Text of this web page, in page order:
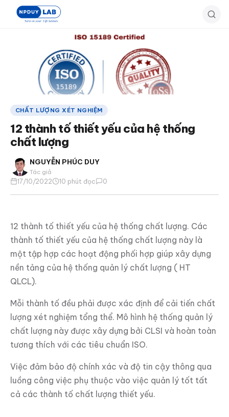
CHẤT LƯỢNG XÉT NGHIỆM
12 thành tố thiết yếu của hệ thống
chất lượng
NGUYỄN PHÚC DUY
Tác giả
17/10/2022
10 phút đọc 0
12 thành tố thiết yếu của hệ thống chất lượng. Các
thành tố thiết yếu của hệ thống chất lượng này là
một tập hợp các hoạt động phối hợp giúp xây dựng
nền tảng của hệ thống quản lý chất lượng ( HT
QLCL).
Mỗi thành tố đều phải được xác định để cải tiến chất
lượng xét nghiệm tổng thể. Mô hình hệ thống quản lý
chất lượng này được xây dựng bởi CLSI và hoàn toàn
tương thích với các tiêu chuẩn ISO.
Việc đảm bảo độ chính xác và độ tin cậy thông qua
luồng công việc phụ thuộc vào việc quản lý tốt tất
cả các thành tố chất lượng thiết yếu.